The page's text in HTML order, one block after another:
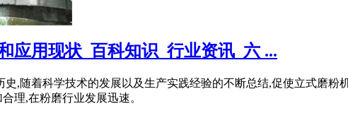
应用现状_百科知识_行业资讯_六 ...
,随着科学技术的发展以及生产实践经验的不断总结,促使立式磨
理,在粉磨行业发展迅速。